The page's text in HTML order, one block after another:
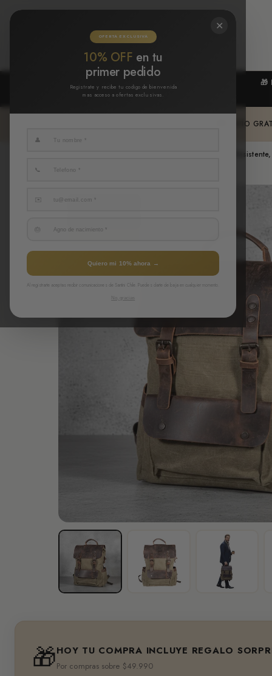
DIRECTAMENTE
🎁
ENVÍO
Mochila Verde Militar – Lona y Cuero Real |
🔥 Más vendida
🎁HOY TU COMPRA INCLUYE REGALO
Por compras sobre $49.990
✕
OFERTA EXCLUSIVA
10% OFF en tu
primer pedido
Registrate y recibe tu codigo de bienvenida
mas acceso a ofertas exclusivas.
👤
📞
✉️
🎂
Quiero mi 10% ahora →
Al registrarte aceptas recibir comunicaciones de Santini Chile. Puedes darte de baja en cualquier momento.